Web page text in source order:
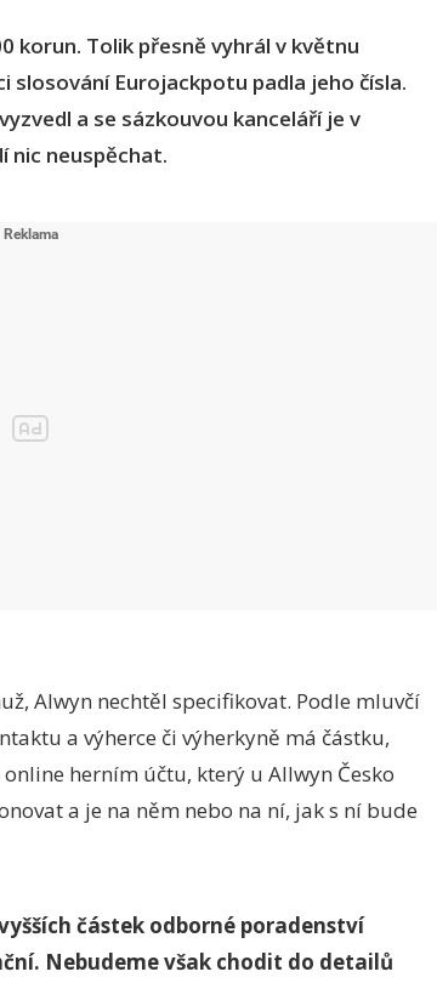
korun. Tolik přesně vyhrál v květnu
slosování Eurojackpotu padla jeho čísla.
a se sázkouvou kanceláří je v
nic neuspěchat.
Alwyn nechtěl specifikovat. Podle mluvčí
a výherce či výherkyně má částku,
herním účtu, který u Allwyn Česko
a je na něm nebo na ní, jak s ní bude
částek odborné poradenství
Nebudeme však chodit do detailů